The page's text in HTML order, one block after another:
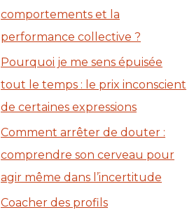
comportements et la
performance collective ?
Pourquoi je me sens épuisée
tout le temps : le prix inconscient
de certaines expressions
Comment arrêter de douter :
comprendre son cerveau pour
agir même dans l’incertitude
Coacher des profils